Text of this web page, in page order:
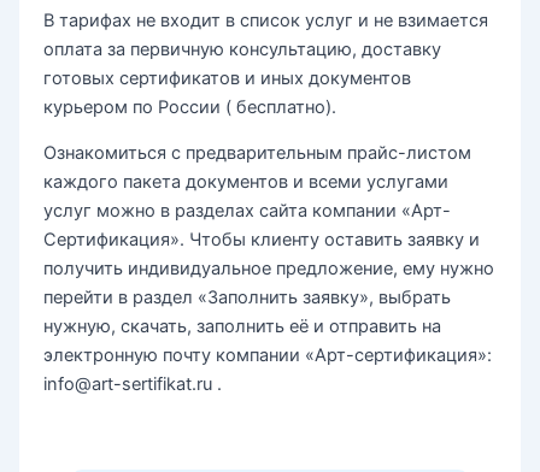
В тарифах не входит в список услуг и не взимается
оплата за первичную консультацию, доставку
готовых сертификатов и иных документов
курьером по России ( бесплатно).
Ознакомиться с предварительным прайс-листом
каждого пакета документов и всеми услугами
услуг можно в разделах сайта компании «Арт-
Сертификация». Чтобы клиенту оставить заявку и
получить индивидуальное предложение, ему нужно
перейти в раздел «Заполнить заявку», выбрать
нужную, скачать, заполнить её и отправить на
электронную почту компании «Арт-сертификация»:
info@art-sertifikat.ru .